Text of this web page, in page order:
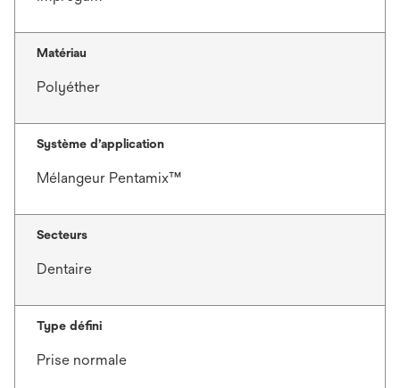
Matériau
Polyéther
Système d’application
Mélangeur Pentamix™
Secteurs
Dentaire
Type défini
Prise normale